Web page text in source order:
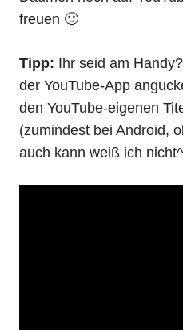
freuen 🙂
Tipp: Ihr seid am
der YouTube-App
den YouTube-eigenen
(zumindest bei Android,
auch kann weiß ich